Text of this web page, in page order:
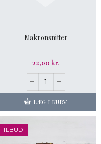
Makronsnitter
22,00 kr.
LÆG I KURV
TILBUD